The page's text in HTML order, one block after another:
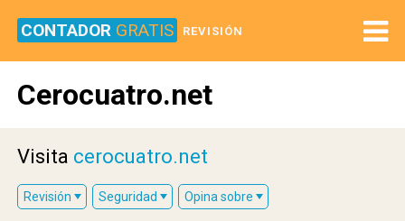
CONTADOR GRATIS REVISIÓN
Cerocuatro.net
Visita cerocuatro.net
Revisión Seguridad Opina sobre